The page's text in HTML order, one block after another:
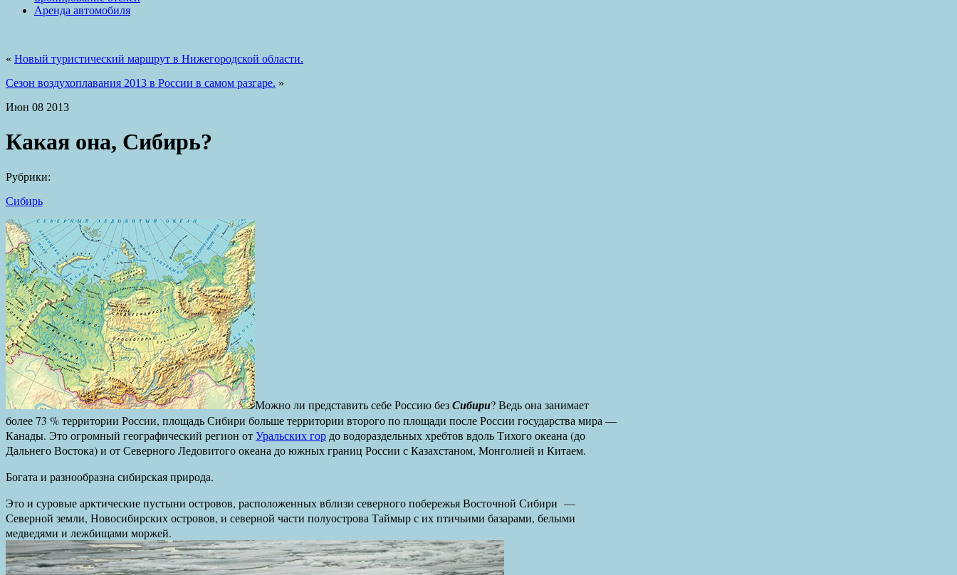
Аренда автомобиля
« Новый туристический маршрут в Нижегородской области.
Сезон воздухоплавания 2013 в России в самом разгаре. »
Июн 08 2013
Какая она, Сибирь?
Рубрики:
Сибирь
Можно ли представить себе Россию безСибири? Ведь она занимает
более 73 % территории России, площадь Сибири больше территории второго по площади после России государства мира —
Канады. Это огромный географический регион отУральских гор до водораздельных хребтов вдоль Тихого океана (до
Дальнего Востока) и от Северного Ледовитого океана до южных границ России с Казахстаном, Монголией и Китаем.
Богата и разнообразна сибирская природа.
Это и суровые арктические пустыни островов, расположенных вблизи северного побережья Восточной Сибири —
Северной земли, Новосибирских островов, и северной части полуострова Таймыр с их птичьими базарами, белыми
медведями и лежбищами моржей.